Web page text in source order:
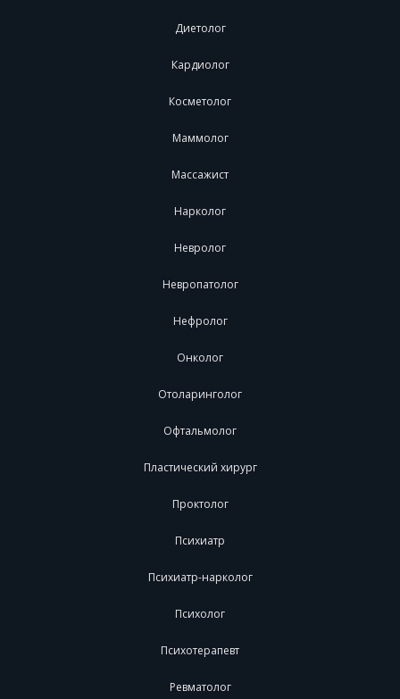
Диетолог
Кардиолог
Косметолог
Маммолог
Массажист
Нарколог
Невролог
Невропатолог
Нефролог
Онколог
Отоларинголог
Офтальмолог
Пластический хирург
Проктолог
Психиатр
Психиатр-нарколог
Психолог
Психотерапевт
Ревматолог